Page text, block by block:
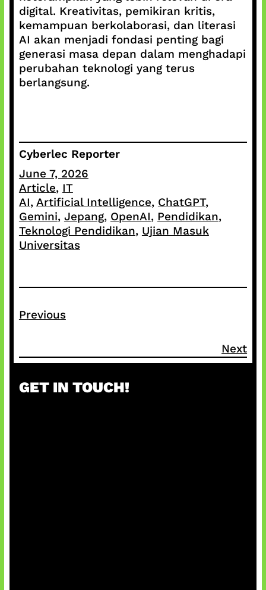
digital. Kreativitas, pemikiran kritis,
kemampuan berkolaborasi, dan literasi
AI akan menjadi fondasi penting bagi
generasi masa depan dalam menghadapi
perubahan teknologi yang terus
berlangsung.
Cyberlec Reporter
June 7, 2026
Article, IT
AI, Artificial Intelligence, ChatGPT ,
Gemini, Jepang, OpenAI, Pendidikan ,
Teknologi Pendidikan, Ujian Masuk
Universitas
Previous
Next
GET IN TOUCH!